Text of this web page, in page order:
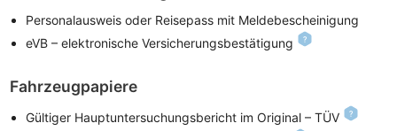
Personalausweis oder Reisepass mit Meldebescheinigung
eVB – elektronische Versicherungsbestätigung
Fahrzeugpapiere
Gültiger Hauptuntersuchungsbericht im Original – TÜV